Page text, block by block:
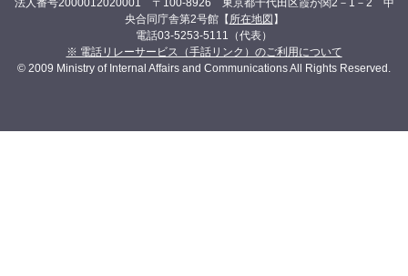
法人番号2000012020001 〒100-8926 東京都千代田区霞が関2－1－2 中
央合同庁舎第2号館【 所在地図 】
電話03-5253-5111（代表）
※ 電話リレーサービス（手話リンク）のご利用について
© 2009 Ministry of Internal Affairs and Communications All Rights Reserved.